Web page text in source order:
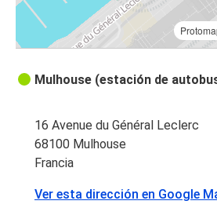
Mulhouse (estación de
16 Avenue du Général Leclerc
68100 Mulhouse
Francia
Ver esta dirección en Google